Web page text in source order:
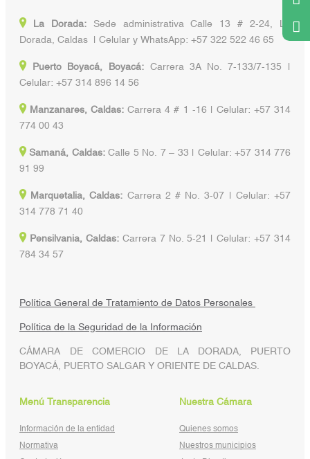
La Dorada:Sede administrativa Calle 13 # 2-24, La
Dorada, Caldas | Celular y WhatsApp: +57 322 522 46 65
Puerto Boyacá, Boyacá:Carrera 3A No. 7-133/7-135 |
Celular: +57 314 896 14 56
Manzanares, Caldas: Carrera 4 # 1 -16 | Celular: +57 314
774 00 43
Samaná, Caldas:Calle 5 No. 7 – 33 | Celular: +57 314 776
91 99
Marquetalia, Caldas: Carrera 2 # No. 3-07 | Celular: +57
314 778 71 40
Pensilvania, Caldas:Carrera 7 No. 5-21 | Celular: +57 314
784 34 57
Política General de Tratamiento de Datos Personales
Política de la Seguridad de la Información
CÁMARA DE COMERCIO DE LA DORADA, PUERTO
BOYACÁ, PUERTO SALGAR Y ORIENTE DE CALDAS.
Menú Transparencia
Información de la entidad
Normativa
Nuestra Cámara
Quienes somos
Nuestros municipios